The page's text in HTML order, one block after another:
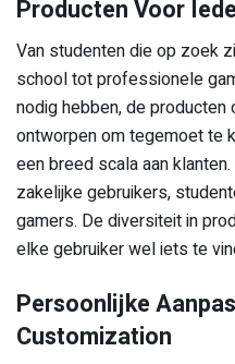
Producten Voor
Van studenten die op zoek
school tot professionele
nodig hebben, de producten
ontworpen om tegemoet te
een breed scala aan
zakelijke gebruikers,
gamers. De diversiteit in
elke gebruiker wel iets te
Persoonlijke
Customization